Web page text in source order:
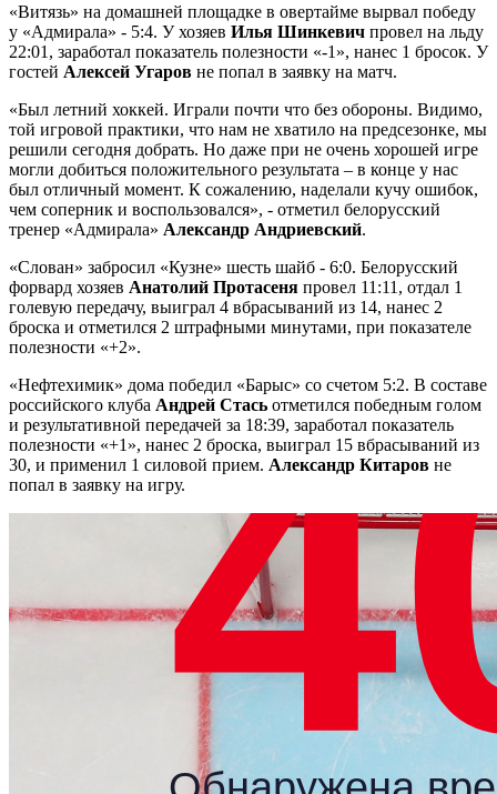
«Витязь» на домашней площадке в овертайме вырвал победу
у «Адмирала» - 5:4. У хозяев Илья Шинкевич провел на льду
22:01, заработал показатель полезности «-1», нанес 1 бросок. У
гостей Алексей Угаров не попал в заявку на матч.
«Был летний хоккей. Играли почти что без обороны. Видимо,
той игровой практики, что нам не хватило на предсезонке, мы
решили сегодня добрать. Но даже при не очень хорошей игре
могли добиться положительного результата – в конце у нас
был отличный момент. К сожалению, наделали кучу ошибок,
чем соперник и воспользовался», - отметил белорусский
тренер «Адмирала» Александр Андриевский.
«Слован» забросил «Кузне» шесть шайб - 6:0. Белорусский
форвард хозяев Анатолий Протасеня провел 11:11, отдал 1
голевую передачу, выиграл 4 вбрасываний из 14, нанес 2
броска и отметился 2 штрафными минутами, при показателе
полезности «+2».
«Нефтехимик» дома победил «Барыс» со счетом 5:2. В составе
российского клуба Андрей Стась отметился победным голом
и результативной передачей за 18:39, заработал показатель
полезности «+1», нанес 2 броска, выиграл 15 вбрасываний из
30, и применил 1 силовой прием. Александр Китаров не
попал в заявку на игру.